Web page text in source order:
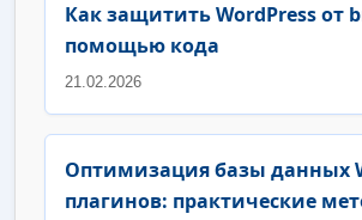
Как защитить WordPress от
помощью кода
21.02.2026
Оптимизация базы данных
плагинов: практические